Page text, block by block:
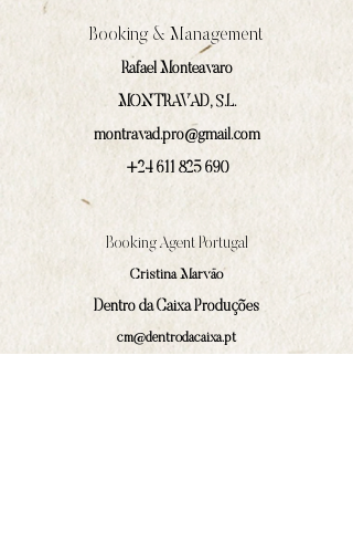
Booking & Management
Rafael Monteavaro
MONTRAVAD, S.L.
montravad.pro@gmail.com
+24 611 825 690
Booking Agent Portugal
Cristina Marväo
Dentro da Caixa Produções
cm@dentrodacaixa.pt